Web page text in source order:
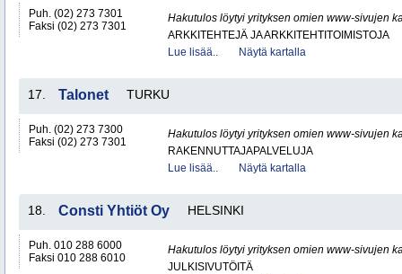
Puh. (02) 273 7301
Faksi (02) 273 7301
Hakutulos löytyi yrityksen omien www-sivujen
ARKKITEHTEJÄ JA ARKKITEHTITOIMISTOJA
Lue lisää..
Näytä kartalla
17. Talonet TURKU
Puh. (02) 273 7300
Faksi (02) 273 7301
Hakutulos löytyi yrityksen omien www-sivujen
RAKENNUTTAJAPALVELUJA
Lue lisää..
Näytä kartalla
18. Consti Yhtiöt Oy HELSINKI
Puh. 010 288 6000
Faksi 010 288 6010
Hakutulos löytyi yrityksen omien www-sivujen
JULKISIVUTÖITÄ